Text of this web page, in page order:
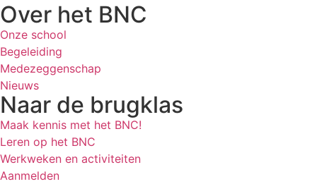
Over het BNC
Onze school
Begeleiding
Medezeggenschap
Nieuws
Naar de brugklas
Maak kennis met het BNC!
Leren op het BNC
Werkweken en activiteiten
Aanmelden